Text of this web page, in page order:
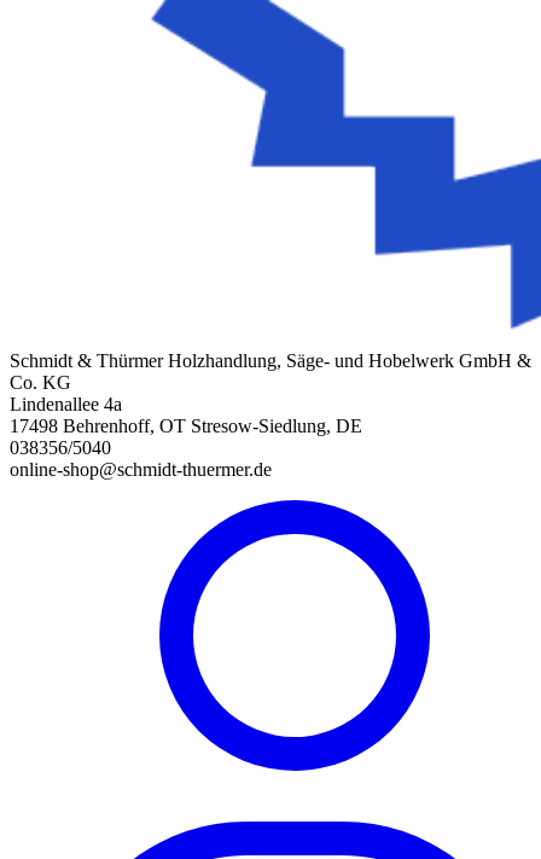
Schmidt & Thürmer Holzhandlung, Säge- und Hobelwerk GmbH &
Co. KG
Lindenallee 4a
17498 Behrenhoff, OT Stresow-Siedlung, DE
038356/5040
online-shop@schmidt-thuermer.de